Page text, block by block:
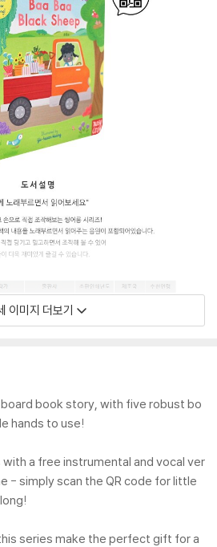
이미지 더보기
book story, with five robust bo
hands to use!
a free instrumental and vocal ver
- simply scan the QR code for little
series make the perfect gift for a